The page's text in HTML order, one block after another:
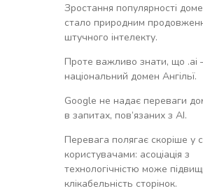
Зростання популярності
стало природним
штучного інтелекту.
Проте важливо знати, що .ai
національний домен Ангільї.
Google не надає переваги
в запитах, пов’язаних з AI.
Перевага полягає скоріше у
користувачами: асоціація з
технологічністю може
клікабельність сторінок.